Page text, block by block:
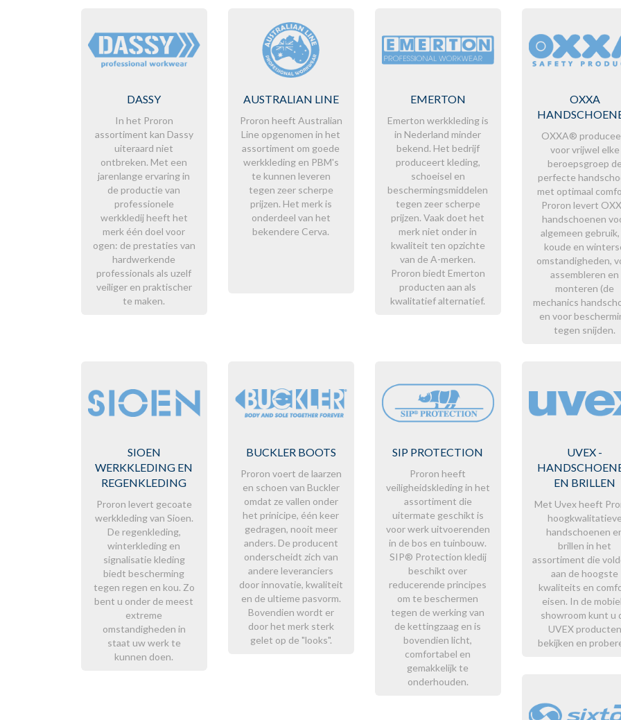
DASSY
In het Proron
assortiment kan Dassy
uiteraard niet
ontbreken. Met een
jarenlange ervaring in
de productie van
professionele
werkkledij heeft het
merk één doel voor
ogen: de prestaties van
hardwerkende
professionals als uzelf
veiliger en praktischer
te maken.
AUSTRALIAN LINE
Proron heeft Australian
Line opgenomen in het
assortiment om goede
werkkleding en PBM's
te kunnen leveren
tegen zeer scherpe
prijzen. Het merk is
onderdeel van het
bekendere Cerva.
EMERTON
Emerton werkkleding is
in Nederland minder
bekend. Het bedrijf
produceert kleding,
schoeisel en
beschermingsmiddelen
tegen zeer scherpe
prijzen. Vaak doet het
merk niet onder in
kwaliteit ten opzichte
van de A-merken.
Proron biedt Emerton
producten aan als
kwalitatief alternatief.
OXXA
OXXA®
voor vrijwel elke
beroepsgroep de
perfecte
met optimaal
Proron levert
handschoenen
algemeen gebruik,
koude en
omstandigheden,
assembleren en
monteren (de
mechanics
en voor
tegen snijden.
SIOEN
WERKKLEDING EN
REGENKLEDING
Proron levert gecoate
werkkleding van Sioen.
De regenkleding,
winterkleding en
signalisatie kleding
biedt bescherming
tegen regen en kou. Zo
bent u onder de meest
extreme
omstandigheden in
staat uw werk te
kunnen doen.
BUCKLER BOOTS
Proron voert de laarzen
en schoen van Buckler
omdat ze vallen onder
het prinicipe, één keer
gedragen, nooit meer
anders. De producent
onderscheidt zich van
andere leveranciers
door innovatie, kwaliteit
en de ultieme pasvorm.
Bovendien wordt er
door het merk sterk
gelet op de "looks".
SIP PROTECTION
Proron heeft
veiligheidskleding in het
assortiment die
uitermate geschikt is
voor werk uitvoerenden
in de bos en tuinbouw.
SIP® Protection kledij
beschikt over
reducerende principes
om te beschermen
tegen de werking van
de kettingzaag en is
bovendien licht,
comfortabel en
gemakkelijk te
onderhouden.
UVEX -
EN BRILLEN
Met Uvex heeft
hoogkwalitatieve
handschoenen
brillen in het
assortiment die
aan de hoogste
kwaliteits en
eisen. In de
showroom kunt u
UVEX producten
bekijken en